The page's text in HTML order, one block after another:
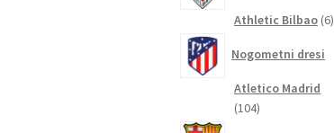
Athletic Bilbao 66
Nogometni dresi
Atletico Madrid
104104